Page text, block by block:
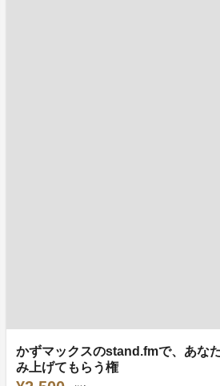
かずマックスのstand.fmで、あな
み上げてもらう権